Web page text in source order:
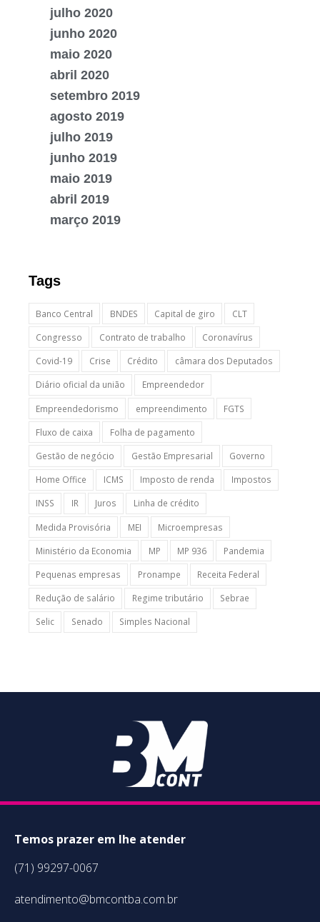
julho 2020
junho 2020
maio 2020
abril 2020
setembro 2019
agosto 2019
julho 2019
junho 2019
maio 2019
abril 2019
março 2019
Tags
Banco Central BNDES Capital de giro
CLT
Congresso
Contrato de trabalho
Coronavírus
Covid-19
Crise Crédito
câmara dos Deputados
Diário oficial da união
Empreendedor
Empreendedorismo
empreendimento
FGTS
Fluxo de caixa
Folha de pagamento
Gestão de negócio
Gestão Empresarial
Governo
Home Office
ICMS Imposto de renda
Impostos
INSS
IR Juros
Linha de crédito
Medida Provisória
MEI
Microempresas
Ministério da Economia
MP MP 936
Pandemia
Pequenas empresas
Pronampe
Receita Federal
Redução de salário
Regime tributário
Sebrae
Selic
Senado Simples Nacional
Temos prazer em lhe atender
(71) 99297-0067
atendimento@bmcontba.com.br